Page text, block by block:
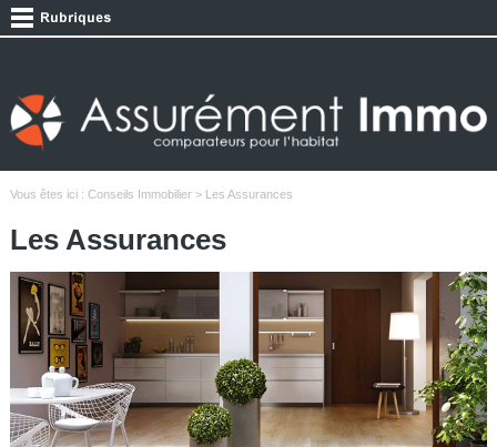
Vous êtes ici : Conseils Immobilier> Les Assurances
Les Assurances